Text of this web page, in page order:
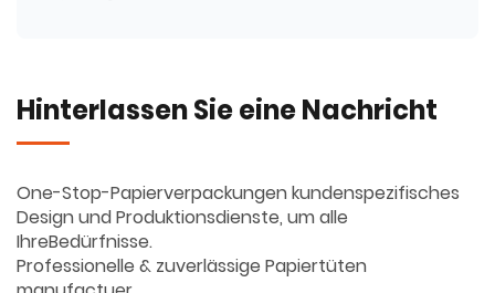
Hinterlassen Sie eine Nachricht
One-Stop-Papierverpackungen kundenspezifisches
Design und Produktionsdienste, um alle
IhreBedürfnisse.
Professionelle & zuverlässige Papiertüten